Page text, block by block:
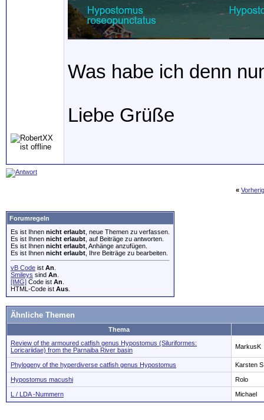
Was habe ich denn
Liebe Grüße
«
Forumregeln
Es ist Ihnen nicht erlaubt , neue Themen zu verfassen.
Es ist Ihnen nicht erlaubt , auf Beiträge zu antworten.
Es ist Ihnen nicht erlaubt , Anhänge anzufügen.
Es ist Ihnen nicht erlaubt , Ihre Beiträge zu bearbeiten.
vB Code ist An
Smileys sind An
[IMG] Code ist An
HTML-Code ist Aus
Ähnliche Themen
Thema
Review of the armoured catfish genus Hypostomus (Siluriformes:
Loricariidae) from the Parnaiba River basin
MarkusK
Phylogeny of the hyperdiverse catfish genus Hypostomus Karsten
Hypostomus macushi Rolo
L / LDA -Nummern Michael